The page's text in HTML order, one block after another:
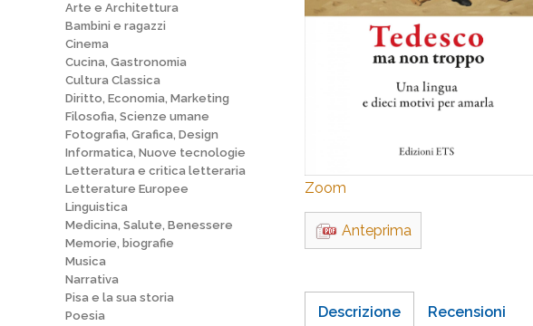
Arte e Architettura
Bambini e ragazzi
Cinema
Cucina, Gastronomia
Cultura Classica
Diritto, Economia, Marketing
Filosofia, Scienze umane
Fotografia, Grafica, Design
Informatica, Nuove tecnologie
Letteratura e critica letteraria
Letterature Europee
Linguistica
Medicina, Salute, Benessere
Memorie, biografie
Musica
Narrativa
Pisa e la sua storia
Poesia
Zoom
Anteprima
Descrizione Recensioni